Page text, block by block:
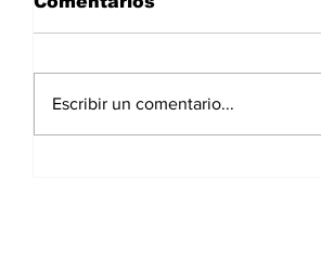
Escribir un comentario...